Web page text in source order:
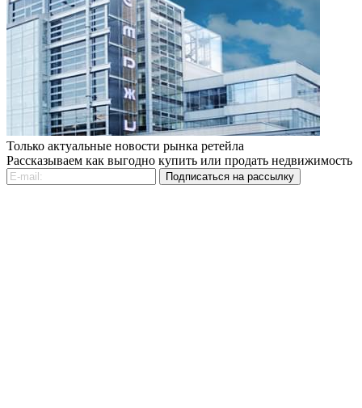
Только актуальные новости рынка ретейла
Рассказываем как выгодно купить или продать недвижимость